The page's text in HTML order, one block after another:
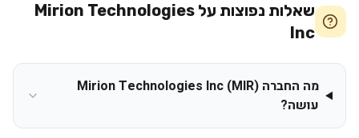
שאלות נפוצות עלMirion Technologies
Inc
מה החברה Mirion Technologies Inc (MIR)
עושה?